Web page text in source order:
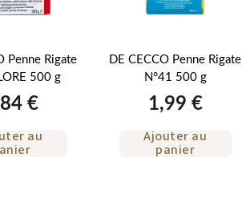
Penne Rigate
500 g
€
au
DE CECCO Penne Rigate
N°41 500 g
1,99 €
Ajouter au
panier